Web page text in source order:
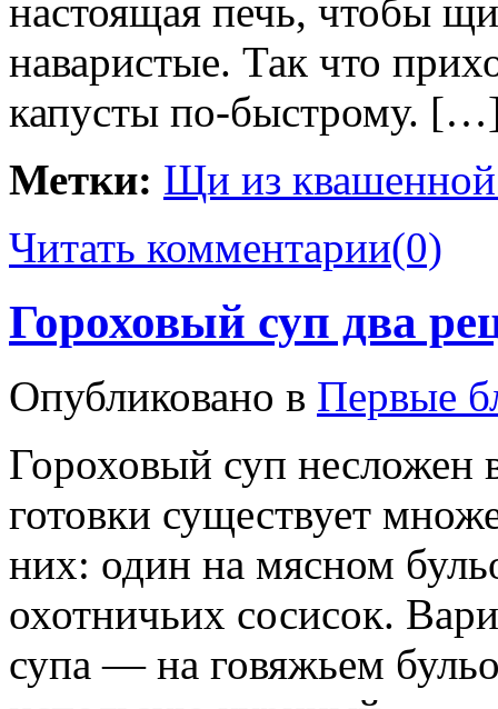
настоящая печь, чтобы
наваристые. Так что
капусты по-быстрому.
Метки: Щи из
Читать комментарии(0)
Гороховый суп два
Опубликовано в Первые
Гороховый суп несложен
готовки существует
них: один на мясном
охотничьих сосисок.
супа — на говяжьем